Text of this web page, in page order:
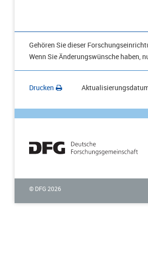
Gehören Sie dieser
Wenn Sie Änderungswünsche haben,
Drucken
© DFG 2026